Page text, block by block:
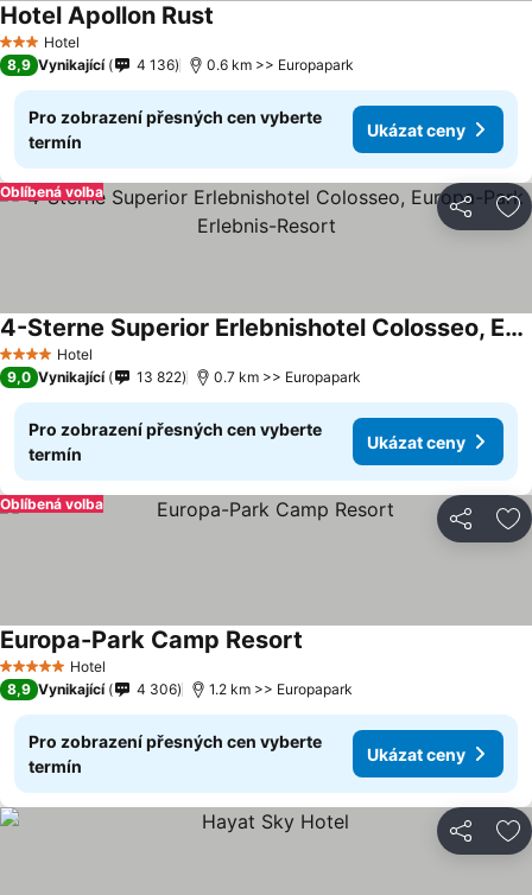
3 Počet hvězdiček
Hotel
Hotel Apollon Rust
8,9 Vynikající 4 136 0.6 km >> Europapark
Pro zobrazení přesných cen vyberte
termín
Ukázat ceny
Sdílet
Oblíbená volba
4 Počet hvězdiček
Hotel
4-Sterne Superior Erlebnishotel Colosseo, Europa-Park Erlebnis-Resort
9,0 Vynikající 13 822 0.7 km >> Europapark
Pro zobrazení přesných cen vyberte
termín
Ukázat ceny
Sdílet
Oblíbená volba
5 Počet hvězdiček
Hotel
Europa-Park Camp Resort
8,9 Vynikající 4 306 1.2 km >> Europapark
Pro zobrazení přesných cen vyberte
termín
Ukázat ceny
Sdílet